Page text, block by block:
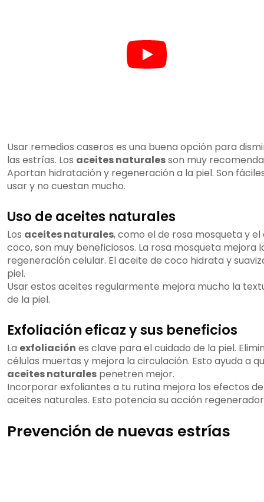
Usar remedios caseros es una buena opción para
las estrías. Los aceites naturalesson muy
Aportan hidratación y regeneración a la piel. Son
usar y no cuestan mucho.
Uso de aceites naturales
Los aceites naturales, como el de rosa mosqueta y el
coco, son muy beneficiosos. La rosa mosqueta mejora
regeneración celular. El aceite de coco hidrata y
piel.
Usar estos aceites regularmente mejora mucho la
de la piel.
Exfoliación eficaz y sus beneficios
La exfoliación es clave para el cuidado de la piel.
células muertas y mejora la circulación. Esto ayuda a
aceites naturales penetren mejor.
Incorporar exfoliantes a tu rutina mejora los efectos
aceites naturales. Esto potencia su acción
Prevención de nuevas estrías